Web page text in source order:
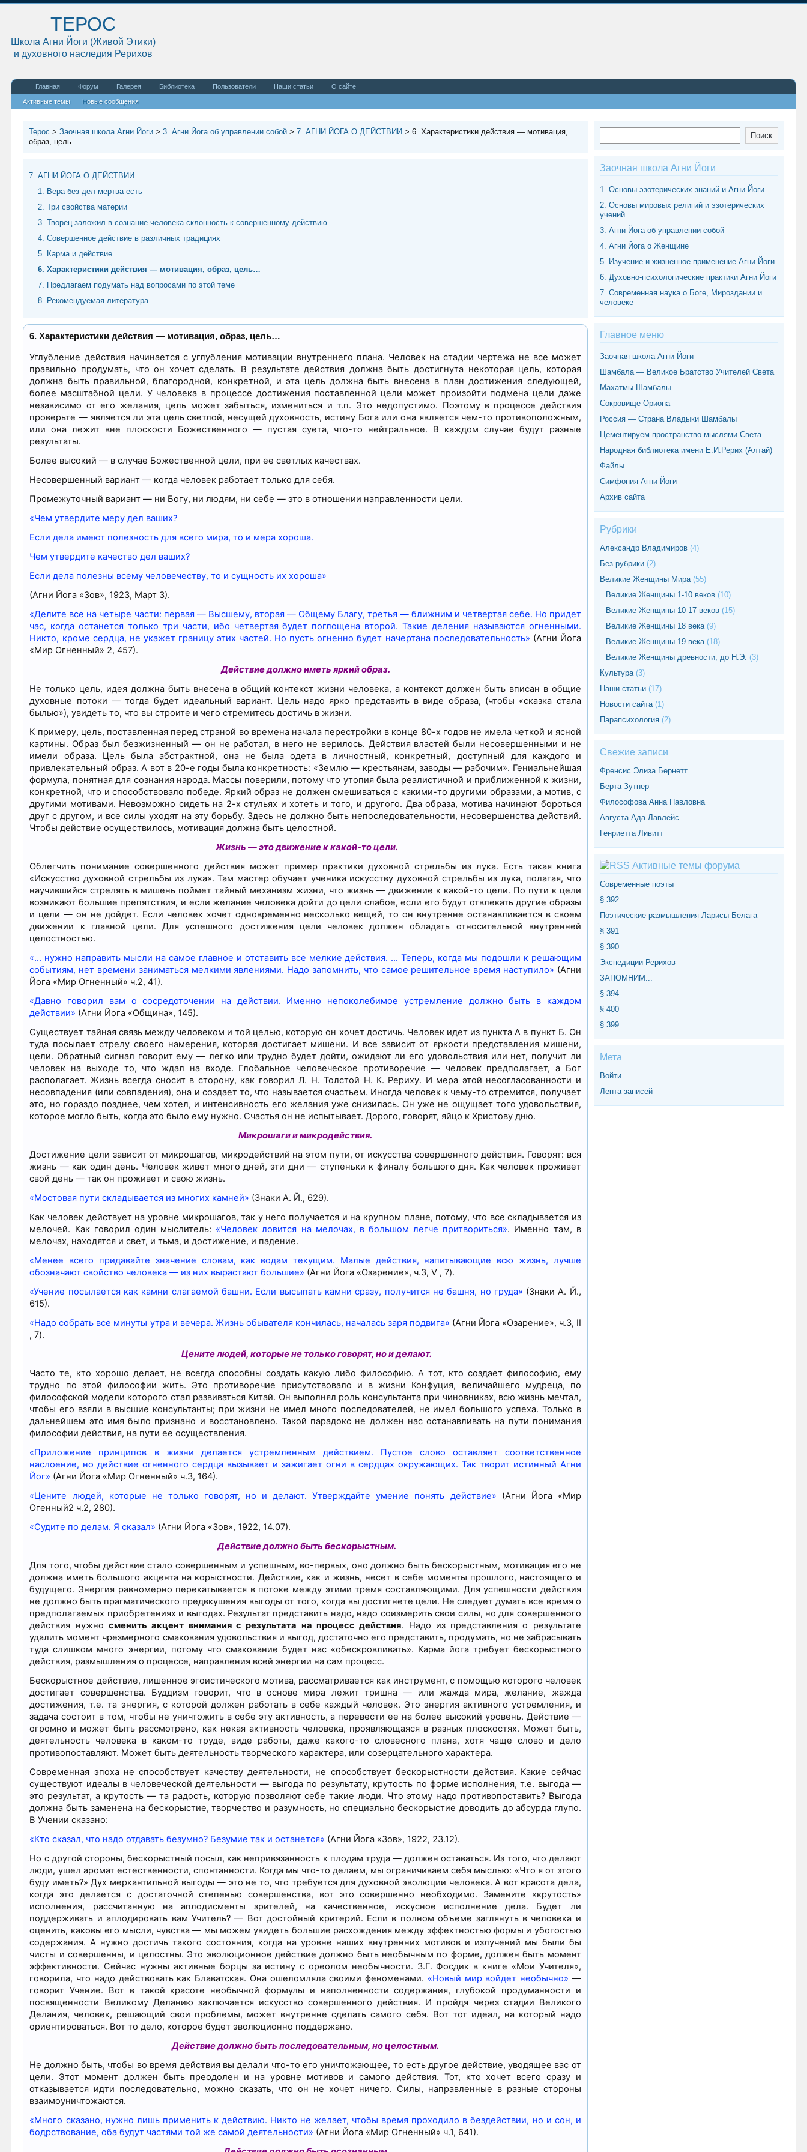
ТЕРОС
Школа Агни Йоги (Живой Этики)
и духовного наследия Рерихов
Главная Форум Галерея Библиотека Пользователи Наши статьи О сайте
Активные темы Новые сообщения
Терос >Заочная школа Агни Йоги >3. Агни Йога об управлении собой >7. АГНИ ЙОГА О ДЕЙСТВИИ >6. Характеристики действия — мотивация,
образ, цель…
7. АГНИ ЙОГА О ДЕЙСТВИИ
1. Вера без дел мертва есть
2. Три свойства материи
3. Творец заложил в сознание человека склонность к совершенному действию
4. Совершенное действие в различных традициях
5. Карма и действие
6. Характеристики действия — мотивация, образ, цель…
7. Предлагаем подумать над вопросами по этой теме
8. Рекомендуемая литература
6. Характеристики действия — мотивация, образ, цель…
Углубление действия начинается с углубления мотивации внутреннего плана. Человек на стадии чертежа не все может
правильно продумать, что он хочет сделать. В результате действия должна быть достигнута некоторая цель, которая
должна быть правильной, благородной, конкретной, и эта цель должна быть внесена в план достижения следующей,
более масштабной цели. У человека в процессе достижения поставленной цели может произойти подмена цели даже
независимо от его желания, цель может забыться, измениться и т.п. Это недопустимо. Поэтому в процессе действия
проверьте — является ли эта цель светлой, несущей духовность, истину Бога или она является чем-то противоположным,
или она лежит вне плоскости Божественного — пустая суета, что-то нейтральное. В каждом случае будут разные
результаты.
Более высокий — в случае Божественной цели, при ее светлых качествах.
Несовершенный вариант — когда человек работает только для себя.
Промежуточный вариант — ни Богу, ни людям, ни себе — это в отношении направленности цели.
«Чем утвердите меру дел ваших?
Если дела имеют полезность для всего мира, то и мера хороша.
Чем утвердите качество дел ваших?
Если дела полезны всему человечеству, то и сущность их хороша»
(Агни Йога «Зов», 1923, Март 3).
«Делите все на четыре части: первая — Высшему, вторая — Общему Благу, третья — ближним и четвертая себе. Но придет
час, когда останется только три части, ибо четвертая будет поглощена второй. Такие деления называются огненными.
Никто, кроме сердца, не укажет границу этих частей. Но пусть огненно будет начертана последовательность» (Агни Йога
«Мир Огненный» 2, 457).
Действие должно иметь яркий образ.
Не только цель, идея должна быть внесена в общий контекст жизни человека, а контекст должен быть вписан в общие
духовные потоки — тогда будет идеальный вариант. Цель надо ярко представить в виде образа, (чтобы «сказка стала
былью»), увидеть то, что вы строите и чего стремитесь достичь в жизни.
К примеру, цель, поставленная перед страной во времена начала перестройки в конце 80-х годов не имела четкой и ясной
картины. Образ был безжизненный — он не работал, в него не верилось. Действия властей были несовершенными и не
имели образа. Цель была абстрактной, она не была одета в личностный, конкретный, доступный для каждого и
привлекательный образ. А вот в 20-е годы была конкретность: «Землю — крестьянам, заводы — рабочим». Гениальнейшая
формула, понятная для сознания народа. Массы поверили, потому что утопия была реалистичной и приближенной к жизни,
конкретной, что и способствовало победе. Яркий образ не должен смешиваться с какими-то другими образами, а мотив, с
другими мотивами. Невозможно сидеть на 2-х стульях и хотеть и того, и другого. Два образа, мотива начинают бороться
друг с другом, и все силы уходят на эту борьбу. Здесь не должно быть непоследовательности, несовершенства действий.
Чтобы действие осуществилось, мотивация должна быть целостной.
Жизнь — это движение к какой-то цели.
Облегчить понимание совершенного действия может пример практики духовной стрельбы из лука. Есть такая книга
«Искусство духовной стрельбы из лука». Там мастер обучает ученика искусству духовной стрельбы из лука, полагая, что
научившийся стрелять в мишень поймет тайный механизм жизни, что жизнь — движение к какой-то цели. По пути к цели
возникают большие препятствия, и если желание человека дойти до цели слабое, если его будут отвлекать другие образы
и цели — он не дойдет. Если человек хочет одновременно несколько вещей, то он внутренне останавливается в своем
движении к главной цели. Для успешного достижения цели человек должен обладать относительной внутренней
целостностью.
«… нужно направить мысли на самое главное и отставить все мелкие действия. … Теперь, когда мы подошли к решающим
событиям, нет времени заниматься мелкими явлениями. Надо запомнить, что самое решительное время наступило» (Агни
Йога «Мир Огненный» ч.2, 41).
«Давно говорил вам о сосредоточении на действии. Именно непоколебимое устремление должно быть в каждом
действии» (Агни Йога «Община», 145).
Существует тайная связь между человеком и той целью, которую он хочет достичь. Человек идет из пункта А в пункт Б. Он
туда посылает стрелу своего намерения, которая достигает мишени. И все зависит от яркости представления мишени,
цели. Обратный сигнал говорит ему — легко или трудно будет дойти, ожидают ли его удовольствия или нет, получит ли
человек на выходе то, что ждал на входе. Глобальное человеческое противоречие — человек предполагает, а Бог
располагает. Жизнь всегда сносит в сторону, как говорил Л. Н. Толстой Н. К. Рериху. И мера этой несогласованности и
несовпадения (или совпадения), она и создает то, что называется счастьем. Иногда человек к чему-то стремится, получает
это, но гораздо позднее, чем хотел, и интенсивность его желания уже снизилась. Он уже не ощущает того удовольствия,
которое могло быть, когда это было ему нужно. Счастья он не испытывает. Дорого, говорят, яйцо к Христову дню.
Микрошаги и микродействия.
Достижение цели зависит от микрошагов, микродействий на этом пути, от искусства совершенного действия. Говорят: вся
жизнь — как один день. Человек живет много дней, эти дни — ступеньки к финалу большого дня. Как человек проживет
свой день — так он проживет и свою жизнь.
«Мостовая пути складывается из многих камней» (Знаки А. Й., 629).
Как человек действует на уровне микрошагов, так у него получается и на крупном плане, потому, что все складывается из
мелочей. Как говорил один мыслитель: «Человек ловится на мелочах, в большом легче притвориться». Именно там, в
мелочах, находятся и свет, и тьма, и достижение, и падение.
«Менее всего придавайте значение словам, как водам текущим. Малые действия, напитывающие всю жизнь, лучше
обозначают свойство человека — из них вырастают большие» (Агни Йога «Озарение», ч.3, V , 7).
«Учение посылается как камни слагаемой башни. Если высыпать камни сразу, получится не башня, но груда» (Знаки А. Й.,
615).
«Надо собрать все минуты утра и вечера. Жизнь обывателя кончилась, началась заря подвига» (Агни Йога «Озарение», ч.3, II
, 7).
Цените людей, которые не только говорят, но и делают.
Часто те, кто хорошо делает, не всегда способны создать какую либо философию. А тот, кто создает философию, ему
трудно по этой философии жить. Это противоречие присутствовало и в жизни Конфуция, величайшего мудреца, по
философской модели которого стал развиваться Китай. Он выполнял роль консультанта при чиновниках, всю жизнь мечтал,
чтобы его взяли в высшие консультанты; при жизни не имел много последователей, не имел большого успеха. Только в
дальнейшем это имя было признано и восстановлено. Такой парадокс не должен нас останавливать на пути понимания
философии действия, на пути ее осуществления.
«Приложение принципов в жизни делается устремленным действием. Пустое слово оставляет соответственное
наслоение, но действие огненного сердца вызывает и зажигает огни в сердцах окружающих. Так творит истинный Агни
Йог» (Агни Йога «Мир Огненный» ч.3, 164).
«Цените людей, которые не только говорят, но и делают. Утверждайте умение понять действие» (Агни Йога «Мир
Огенный2 ч.2, 280).
«Судите по делам. Я сказал» (Агни Йога «Зов», 1922, 14.07).
Действие должно быть бескорыстным.
Для того, чтобы действие стало совершенным и успешным, во-первых, оно должно быть бескорыстным, мотивация его не
должна иметь большого акцента на корыстности. Действие, как и жизнь, несет в себе моменты прошлого, настоящего и
будущего. Энергия равномерно перекатывается в потоке между этими тремя составляющими. Для успешности действия
не должно быть прагматического предвкушения выгоды от того, когда вы достигнете цели. Не следует думать все время о
предполагаемых приобретениях и выгодах. Результат представить надо, надо соизмерить свои силы, но для совершенного
действия нужносменить акцент внимания с результата на процесс действия. Надо из представления о результате
удалить момент чрезмерного смакования удовольствия и выгод, достаточно его представить, продумать, но не забрасывать
туда слишком много энергии, потому что смакование будет нас «обескровливать». Карма йога требует бескорыстного
действия, размышления о процессе, направления всей энергии на сам процесс.
Бескорыстное действие, лишенное эгоистического мотива, рассматривается как инструмент, с помощью которого человек
достигает совершенства. Буддизм говорит, что в основе мира лежит тришна — или жажда мира, желание, жажда
достижения, т.е. та энергия, с которой должен работать в себе каждый человек. Это энергия активного устремления, и
задача состоит в том, чтобы не уничтожить в себе эту активность, а перевести ее на более высокий уровень. Действие —
огромно и может быть рассмотрено, как некая активность человека, проявляющаяся в разных плоскостях. Может быть,
деятельность человека в каком-то труде, виде работы, даже какого-то словесного плана, хотя чаще слово и дело
противопоставляют. Может быть деятельность творческого характера, или созерцательного характера.
Современная эпоха не способствует качеству деятельности, не способствует бескорыстности действия. Какие сейчас
существуют идеалы в человеческой деятельности — выгода по результату, крутость по форме исполнения, т.е. выгода —
это результат, а крутость — та радость, которую позволяют себе такие люди. Что этому надо противопоставить? Выгода
должна быть заменена на бескорыстие, творчество и разумность, но специально бескорыстие доводить до абсурда глупо.
В Учении сказано:
«Кто сказал, что надо отдавать безумно? Безумие так и останется» (Агни Йога «Зов», 1922, 23.12).
Но с другой стороны, бескорыстный посыл, как непривязанность к плодам труда — должен оставаться. Из того, что делают
люди, ушел аромат естественности, спонтанности. Когда мы что-то делаем, мы ограничиваем себя мыслью: «Что я от этого
буду иметь?» Дух меркантильной выгоды — это не то, что требуется для духовной эволюции человека. А вот красота дела,
когда это делается с достаточной степенью совершенства, вот это совершенно необходимо. Замените «крутость»
исполнения, рассчитанную на аплодисменты зрителей, на качественное, искусное исполнение дела. Будет ли
поддерживать и аплодировать вам Учитель? — Вот достойный критерий. Если в полном объеме заглянуть в человека и
оценить, каковы его мысли, чувства — мы можем увидеть большие расхождения между эффектностью формы и убогостью
содержания. А нужно достичь такого состояния, когда на уровне наших внутренних мотивов и излучений мы были бы
чисты и совершенны, и целостны. Это эволюционное действие должно быть необычным по форме, должен быть момент
эффективности. Сейчас нужны активные борцы за истину с ореолом необычности. З.Г. Фосдик в книге «Мои Учителя»,
говорила, что надо действовать как Блаватская. Она ошеломляла своими феноменами. «Новый мир войдет необычно» —
говорит Учение. Вот в такой красоте необычной формулы и наполненности содержания, глубокой продуманности и
посвященности Великому Деланию заключается искусство совершенного действия. И пройдя через стадии Великого
Делания, человек, решающий свои проблемы, может внутренне сделать самого себя. Вот тот идеал, на который надо
ориентироваться. Вот то дело, которое будет эволюционно поддержано.
Действие должно быть последовательным, но целостным.
Не должно быть, чтобы во время действия вы делали что-то его уничтожающее, то есть другое действие, уводящее вас от
цели. Этот момент должен быть преодолен и на уровне мотивов и самого действия. Тот, кто хочет всего сразу и
отказывается идти последовательно, можно сказать, что он не хочет ничего. Силы, направленные в разные стороны
взаимоуничтожаются.
«Много сказано, нужно лишь применить к действию. Никто не желает, чтобы время проходило в бездействии, но и сон, и
бодрствование, оба будут частями той же самой деятельности» (Агни Йога «Мир Огненный» ч.1, 641).
Поиск
Заочная школа Агни Йоги
1. Основы эзотерических знаний и Агни Йоги
2. Основы мировых религий и эзотерических
учений
3. Агни Йога об управлении собой
4. Агни Йога о Женщине
5. Изучение и жизненное применение Агни Йоги
6. Духовно-психологические практики Агни Йоги
7. Современная наука о Боге, Мироздании и
человеке
Главное меню
Заочная школа Агни Йоги
Шамбала — Великое Братство Учителей Света
Махатмы Шамбалы
Сокровище Ориона
Россия — Страна Владыки Шамбалы
Цементируем пространство мыслями Света
Народная библиотека имени Е.И.Рерих (Алтай)
Файлы
Симфония Агни Йоги
Архив сайта
Рубрики
Александр Владимиров(4)
Без рубрики(2)
Великие Женщины Мира(55)
Великие Женщины 1-10 веков(10)
Великие Женщины 10-17 веков(15)
Великие Женщины 18 века(9)
Великие Женщины 19 века(18)
Великие Женщины древности, до Н.Э. (3)
Культура(3)
Наши статьи(17)
Новости сайта(1)
Парапсихология(2)
Свежие записи
Френсис Элиза Бернетт
Берта Зутнер
Философова Анна Павловна
Августа Ада Лавлейс
Генриетта Ливитт
Активные темы форума
Современные поэты
§ 392
Поэтические размышления Ларисы Белага
§ 391
§ 390
Экспедиции Рерихов
ЗАПОМНИМ...
§ 394
§ 400
§ 399
Мета
Войти
Лента записей